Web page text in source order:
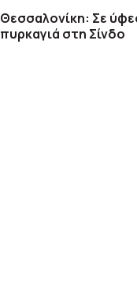
Θεσσαλονίκη: Σε
πυρκαγιά στη Σίνδο